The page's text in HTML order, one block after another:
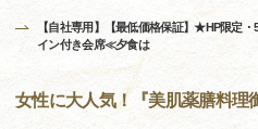
【自社専用】【最低価格保証】★HP限定
イン付き会席≪夕食は
女性に大人気！『美肌薬膳料理